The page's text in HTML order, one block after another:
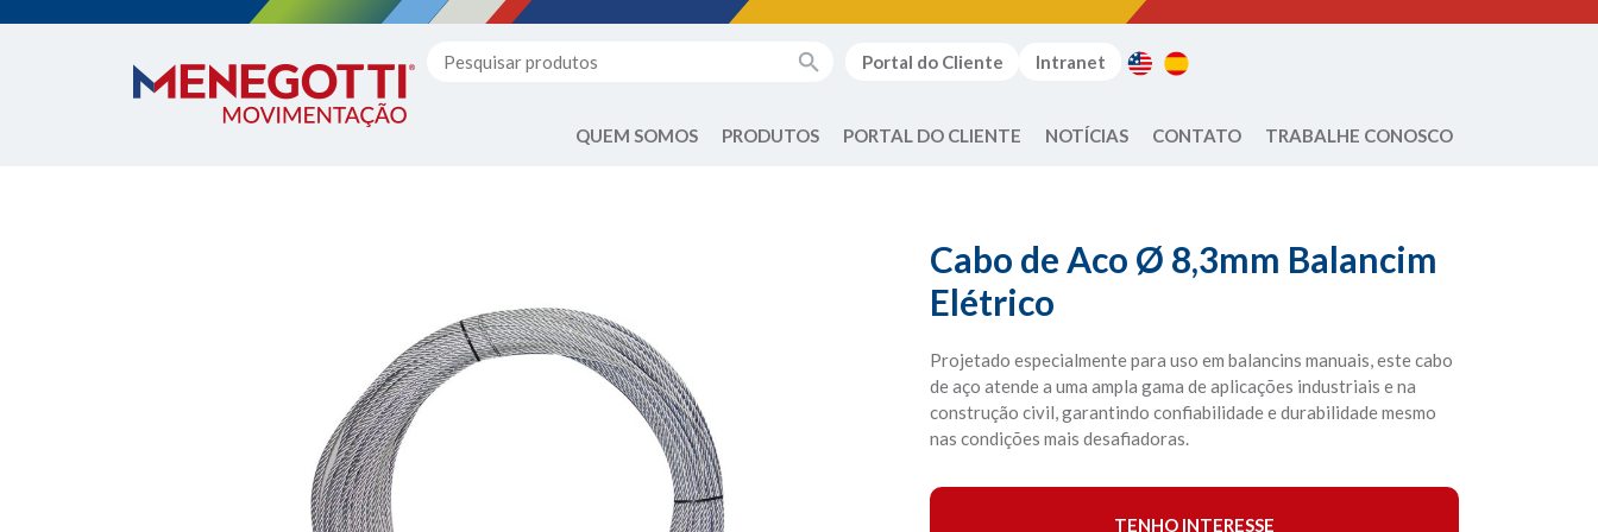
Portal do Cliente Intranet
QUEM SOMOS PRODUTOS PORTAL DO CLIENTE NOTÍCIAS CONTATO TRABALHE CONOSCO
Cabo de Aco Ø 8,3mm Balancim
Elétrico
Projetado especialmente para uso em balancins manuais, este cabo
de aço atende a uma ampla gama de aplicações industriais e na
construção civil, garantindo confiabilidade e durabilidade mesmo
nas condições mais desafiadoras.
TENHO INTERESSE